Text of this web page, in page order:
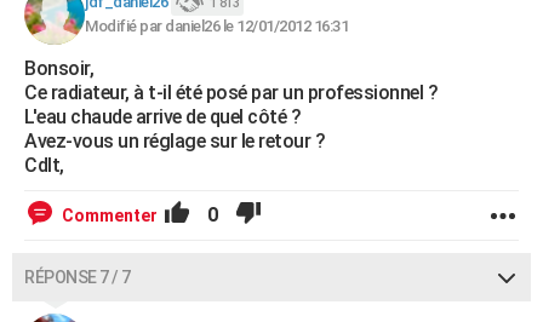
Modifié par daniel26 le 12/01/2012 16:31
Bonsoir,
Ce radiateur, à t-il été posé par un professionnel ?
L'eau chaude arrive de quel côté ?
Avez-vous un réglage sur le retour ?
Cdlt,
Commenter 0
RÉPONSE 7 / 7